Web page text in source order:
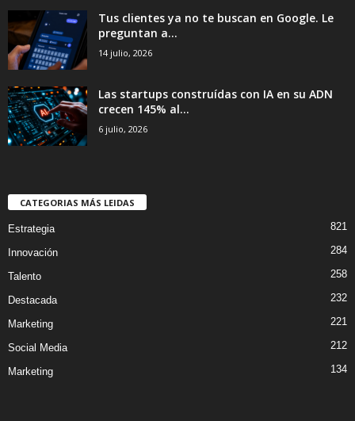
Tus clientes ya no te buscan en Google. Le
preguntan a...
14 julio, 2026
Las startups construídas con IA en su ADN
crecen 145% al...
6 julio, 2026
CATEGORIAS MÁS LEIDAS
Estrategia 821
Innovación 284
Talento 258
Destacada 232
Marketing 221
Social Media 212
Marketing 134